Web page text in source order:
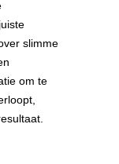
slimme
om te